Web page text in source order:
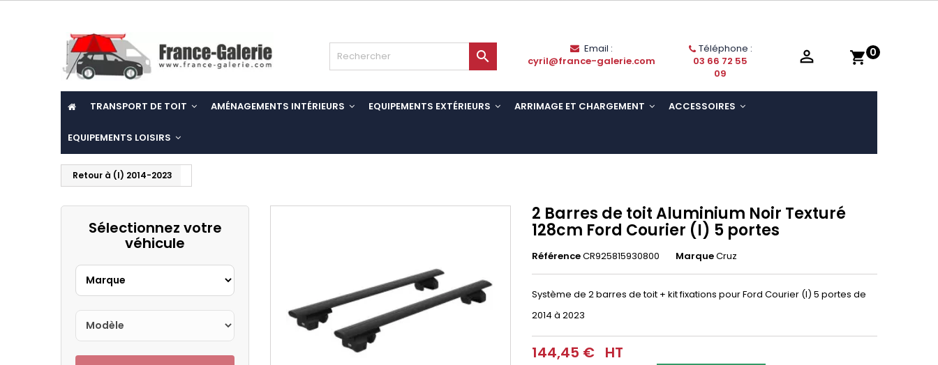
shopping_cart 0

Email :
cyril@france-galerie.com
Téléphone :
03 66 72 55
09

TRANSPORT DE TOIT AMÉNAGEMENTS INTÉRIEURS EQUIPEMENTS EXTÉRIEURS ARRIMAGE ET CHARGEMENT ACCESSOIRES
EQUIPEMENTS LOISIRS
Retour à (I) 2014-2023
Sélectionnez votre
véhicule
2 Barres de toit Aluminium Noir Texturé
128cm Ford Courier (I) 5 portes
RéférenceCR925815930800 MarqueCruz
Système de 2 barres de toit + kit fixations pourFord Courier (I) 5 portes de
2014 à 2023
144,45 € HT